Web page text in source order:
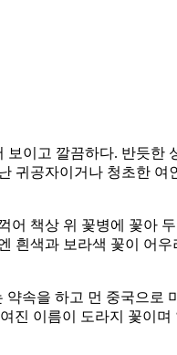
이고 깔끔하다. 반듯한
귀공자이거나 청초한 여
책상 위 꽃병에 꽃아
흰색과 보라색 꽃이 어
속을 하고 먼 중국으로
이름이 도라지 꽃이며